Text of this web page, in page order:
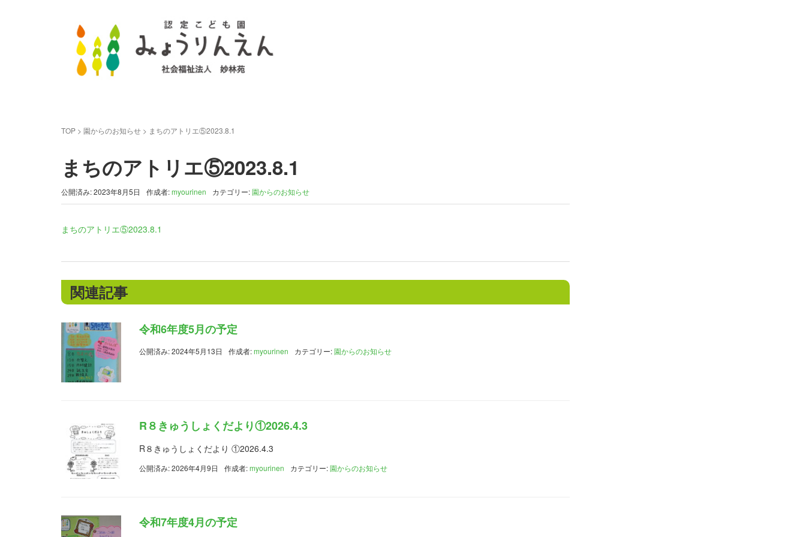
TOP > 園からのお知らせ > まちのアトリエ⑤2023.8.1
まちのアトリエ⑤2023.8.1
公開済み: 2023年8月5日 作成者:myourinen カテゴリー:園からのお知らせ
まちのアトリエ⑤2023.8.1
関連記事
令和6年度5月の予定
公開済み: 2024年5月13日 作成者:myourinen カテゴリー:園からのお知らせ
R８きゅうしょくだより①2026.4.3
R８きゅうしょくだより ①2026.4.3
公開済み: 2026年4月9日 作成者:myourinen カテゴリー:園からのお知らせ
令和7年度4月の予定